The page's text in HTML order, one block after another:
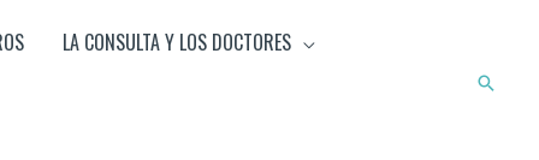
LA CONSULTA Y LOS DOCTORES